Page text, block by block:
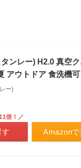
ンレー) H2.0 真空
アウトドア 食洗機
ー)
Amazonで
倍！／
す